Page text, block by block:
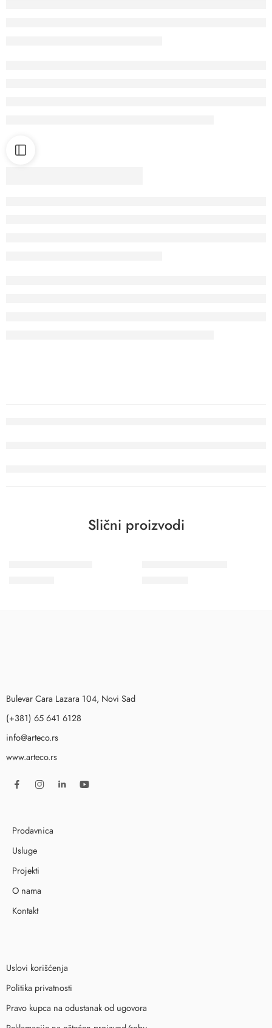
Slični proizvodi
Bulevar Cara Lazara 104, Novi Sad
(+381) 65 641 6128
info@arteco.rs
www.arteco.rs
Prodavnica
Usluge
Projekti
O nama
Kontakt
Uslovi korišćenja
Politika privatnosti
Pravo kupca na odustanak od ugovora